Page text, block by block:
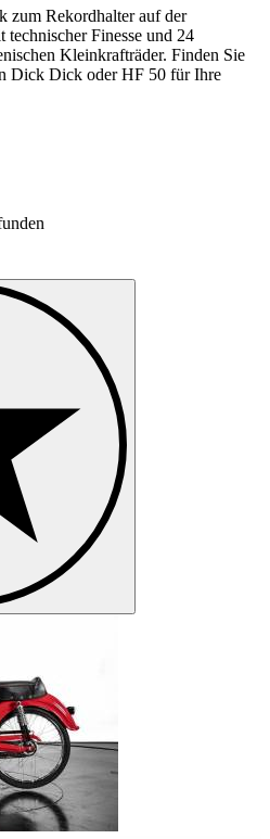
zum Rekordhalter auf der
technischer Finesse und 24
Kleinkrafträder. Finden Sie
Dick Dick oder HF 50 für Ihre